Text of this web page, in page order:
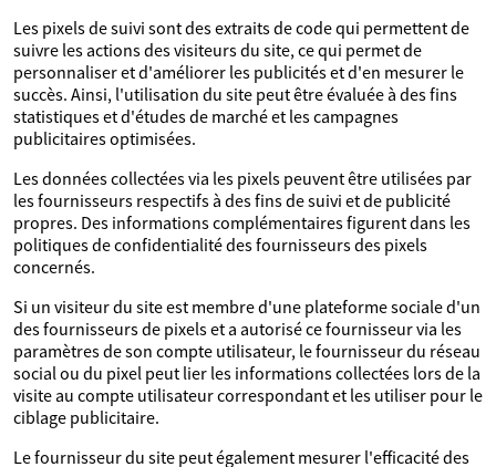
Les pixels de suivi sont des extraits de code qui permettent de
suivre les actions des visiteurs du site, ce qui permet de
personnaliser et d'améliorer les publicités et d'en mesurer le
succès. Ainsi, l'utilisation du site peut être évaluée à des fins
statistiques et d'études de marché et les campagnes
publicitaires optimisées.
Les données collectées via les pixels peuvent être utilisées par
les fournisseurs respectifs à des fins de suivi et de publicité
propres. Des informations complémentaires figurent dans les
politiques de confidentialité des fournisseurs des pixels
concernés.
Si un visiteur du site est membre d'une plateforme sociale d'un
des fournisseurs de pixels et a autorisé ce fournisseur via les
paramètres de son compte utilisateur, le fournisseur du réseau
social ou du pixel peut lier les informations collectées lors de la
visite au compte utilisateur correspondant et les utiliser pour le
ciblage publicitaire.
Le fournisseur du site peut également mesurer l'efficacité des